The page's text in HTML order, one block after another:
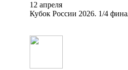
12 апреля
Кубок России 2026. 1/4